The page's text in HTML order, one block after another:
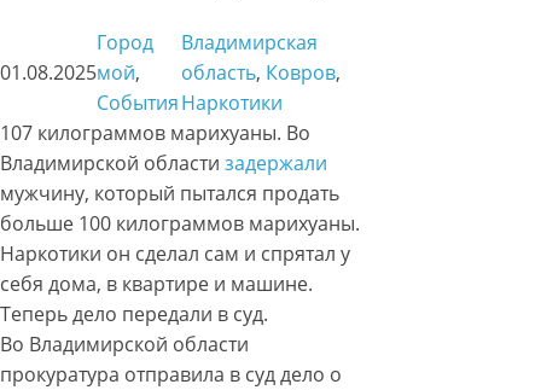
01.08.2025
Город
мой
События
Владимирская
область, Ковров
Наркотики
107 килограммов марихуаны. Во
Владимирской области задержали
мужчину, который пытался продать
больше 100 килограммов марихуаны.
Наркотики он сделал сам и спрятал у
себя дома, в квартире и машине.
Теперь дело передали в суд.
Во Владимирской области
прокуратура отправила в суд дело о